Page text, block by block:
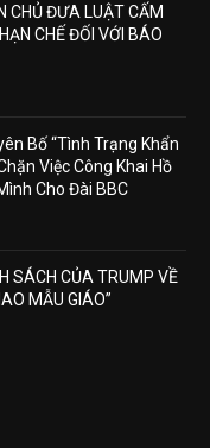
CHỦ ĐƯA LUẬT CẤM
CHẾ ĐỐI VỚI BÁO
Bố “Tình Trạng Khẩn
Việc Công Khai Hồ
Cho Đài BBC
SÁCH CỦA TRUMP VỀ
MẪU GIÁO”